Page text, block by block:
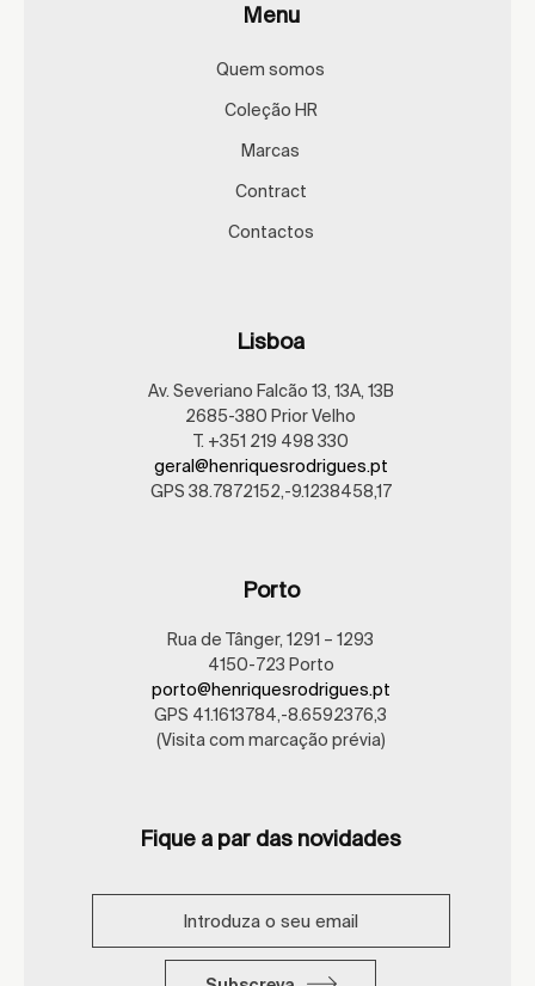
Menu
Quem somos
Coleção HR
Marcas
Contract
Contactos
Lisboa
Av. Severiano Falcão 13, 13A, 13B
2685-380 Prior Velho
T. +351 219 498 330
geral@henriquesrodrigues.pt
GPS 38.7872152,-9.1238458,17
Porto
Rua de Tânger, 1291 – 1293
4150-723 Porto
porto@henriquesrodrigues.pt
GPS 41.1613784,-8.6592376,3
(Visita com marcação prévia)
Fique a par das novidades